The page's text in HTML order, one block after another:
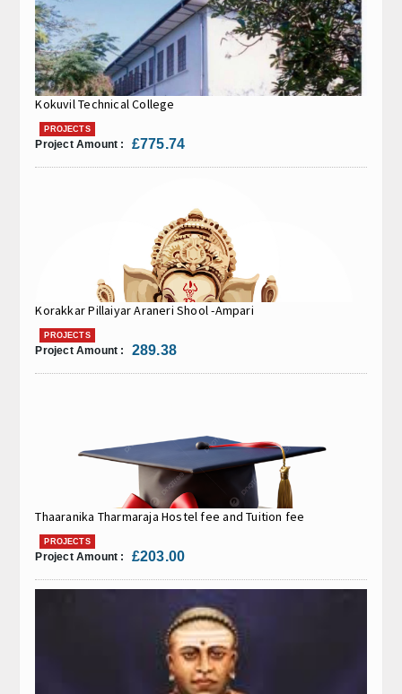
Kokuvil Technical College
PROJECTS
Project Amount : £775.74
Korakkar Pillaiyar Araneri Shool -Ampari
PROJECTS
Project Amount : 289.38
Thaaranika Tharmaraja Hostel fee and Tuition fee
PROJECTS
Project Amount : £203.00